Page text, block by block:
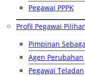
Pegawai PPPK
Profil Pegawai
Pimpinan
Agen Perubahan
Pegawai Teladan